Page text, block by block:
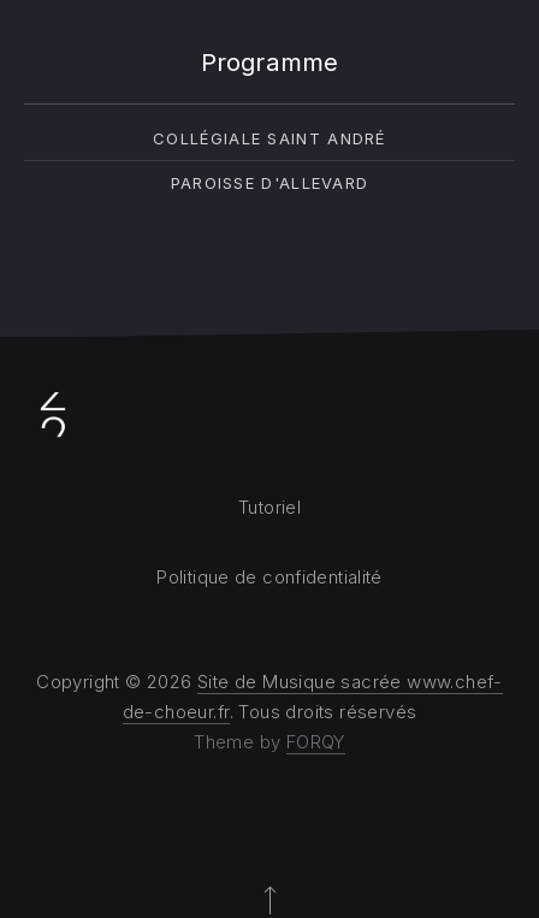
Programme
COLLÉGIALE SAINT ANDRÉ
PAROISSE D'ALLEVARD
Copyright © 2026 Site de Musique sacrée www.chef-
de-choeur.fr. Tous droits réservés
Theme by FORQY
Tutoriel
Politique de confidentialité
Back to Top